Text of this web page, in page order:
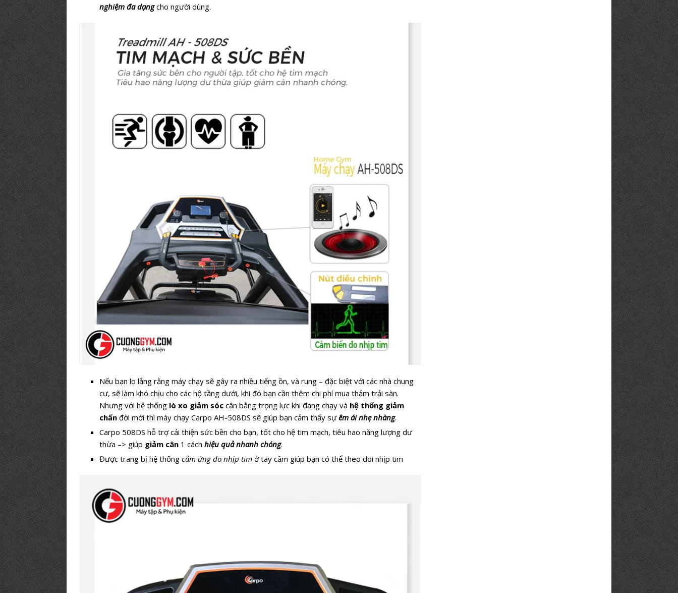
nghiệm đa dạngcho người dùng.
Nếu bạn lo lắng rằng máy chạy sẽ gây ra nhiều tiếng ồn, và rung – đặc biệt với các nhà chung
cư, sẽ làm khó chịu cho các hộ tầng dưới, khi đó bạn cần thêm chi phí mua thảm trải sàn.
Nhưng với hệ thống lò xo giảm sóc cân bằng trọng lực khi đang chạy và hệ thống giảm
chấn đời mới thì máy chạy Carpo AH-508DS sẽ giúp bạn cảm thấy sựêm ái nhẹ nhàng.
Carpo 508DS hỗ trợ cải thiện sức bền cho bạn, tốt cho hệ tim mạch, tiêu hao năng lượng dư
thừa –> giúp giảm cân 1 cách hiệu quả nhanh chóng.
Được trang bị hệ thống cảm ứng đo nhịp tim ở tay cầm giúp bạn có thể theo dõi nhịp tim